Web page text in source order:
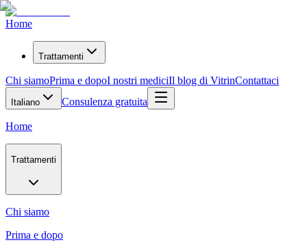
Home
Trattamenti
Chi siamoPrima e dopoI nostri mediciIl blog di VitrinContattaci
Italiano Consulenza gratuita
Home
Trattamenti
Chi siamo
Prima e dopo